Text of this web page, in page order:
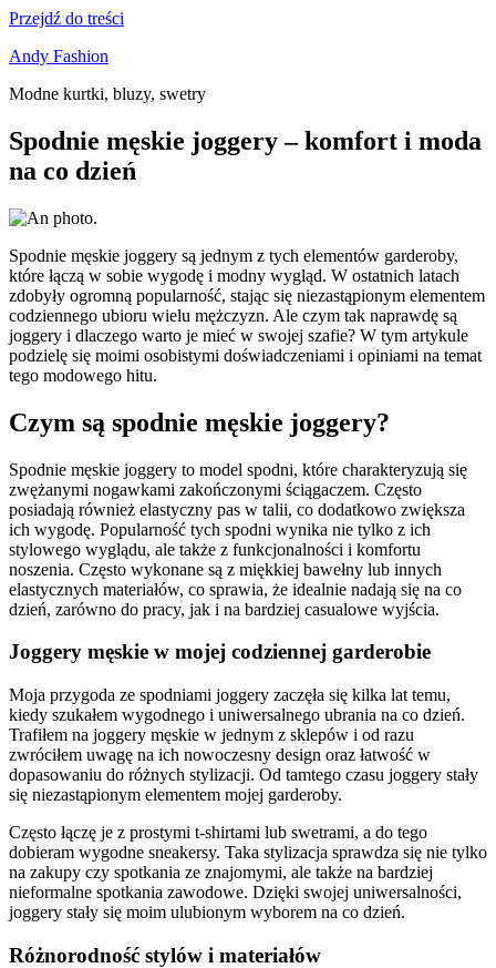
Przejdź do treści
Andy Fashion
Modne kurtki, bluzy, swetry
Spodnie męskie joggery – komfort i moda
na co dzień
Spodnie męskie joggery są jednym z tych elementów garderoby,
które łączą w sobie wygodę i modny wygląd. W ostatnich latach
zdobyły ogromną popularność, stając się niezastąpionym elementem
codziennego ubioru wielu mężczyzn. Ale czym tak naprawdę są
joggery i dlaczego warto je mieć w swojej szafie? W tym artykule
podzielę się moimi osobistymi doświadczeniami i opiniami na temat
tego modowego hitu.
Czym są spodnie męskie joggery?
Spodnie męskie joggery to model spodni, które charakteryzują się
zwężanymi nogawkami zakończonymi ściągaczem. Często
posiadają również elastyczny pas w talii, co dodatkowo zwiększa
ich wygodę. Popularność tych spodni wynika nie tylko z ich
stylowego wyglądu, ale także z funkcjonalności i komfortu
noszenia. Często wykonane są z miękkiej bawełny lub innych
elastycznych materiałów, co sprawia, że idealnie nadają się na co
dzień, zarówno do pracy, jak i na bardziej casualowe wyjścia.
Joggery męskie w mojej codziennej garderobie
Moja przygoda ze spodniami joggery zaczęła się kilka lat temu,
kiedy szukałem wygodnego i uniwersalnego ubrania na co dzień.
Trafiłem na joggery męskie w jednym z sklepów i od razu
zwróciłem uwagę na ich nowoczesny design oraz łatwość w
dopasowaniu do różnych stylizacji. Od tamtego czasu joggery stały
się niezastąpionym elementem mojej garderoby.
Często łączę je z prostymi t-shirtami lub swetrami, a do tego
dobieram wygodne sneakersy. Taka stylizacja sprawdza się nie tylko
na zakupy czy spotkania ze znajomymi, ale także na bardziej
nieformalne spotkania zawodowe. Dzięki swojej uniwersalności,
joggery stały się moim ulubionym wyborem na co dzień.
Różnorodność stylów i materiałów